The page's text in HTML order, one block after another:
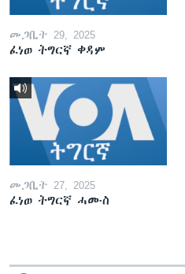
መጋቢት 29, 2025
ፈነወ ትግርኛ ቀዳም
መጋቢት 27, 2025
ፈነወ ትግርኛ ሓሙስ